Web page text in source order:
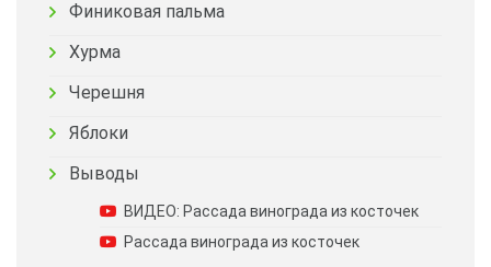
Финиковая пальма
Хурма
Черешня
Яблоки
Выводы
ВИДЕО: Рассада винограда из косточек
Рассада винограда из косточек